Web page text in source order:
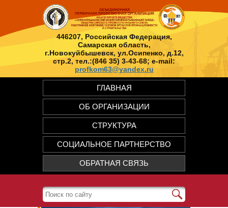
446207, Российская Федерация,
Самарская область,
г.Новокуйбышевск, ул.Осипенко, д.12,
стр.2, тел.:(846 35) 3-43-68; e-mail:
profkom63@yandex.ru
ГЛАВНАЯ
ОБ ОРГАНИЗАЦИИ
СТРУКТУРА
СОЦИАЛЬНОЕ ПАРТНЕРСТВО
ОБРАТНАЯ СВЯЗЬ